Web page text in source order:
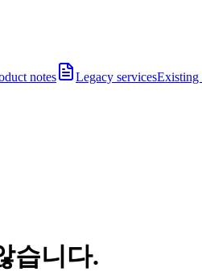
notes Legacy servicesExisting
습니다.